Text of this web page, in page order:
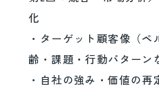
化
・ターゲット顧客像（
齢・課題・行動パターン
・自社の強み・価値の